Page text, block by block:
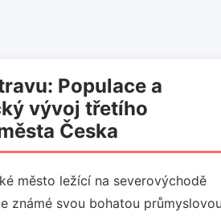
Populace a
vývoj třetího
Česka
město ležící na severovýchodě
známé svou bohatou